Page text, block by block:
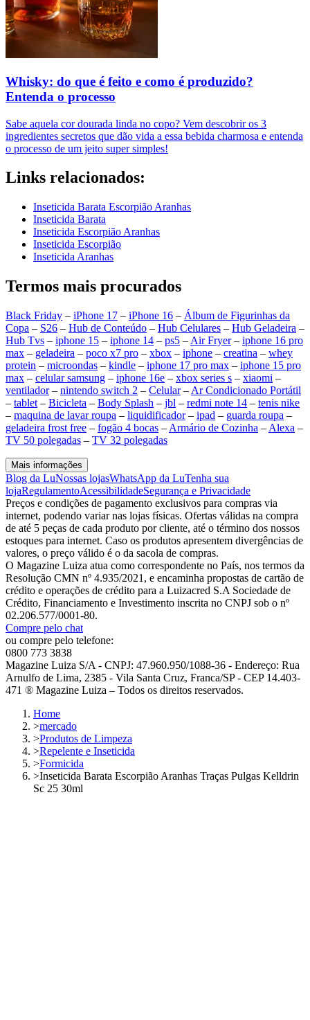
Whisky: do que é feito e como é produzido?
Entenda o processo
Sabe aquela cor dourada linda no copo? Vem descobrir os 3
ingredientes secretos que dão vida a essa bebida charmosa e entenda
o processo de um jeito super simples!
Links relacionados:
Inseticida Barata Escorpião Aranhas
Inseticida Barata
Inseticida Escorpião Aranhas
Inseticida Escorpião
Inseticida Aranhas
Termos mais procurados
Black Friday – iPhone 17 – iPhone 16 – Álbum de Figurinhas da
Copa – S26 – Hub de Conteúdo – Hub Celulares – Hub Geladeira –
Hub Tvs – iphone 15 – iphone 14 – ps5 – Air Fryer– iphone 16 pro
max – geladeira – poco x7 pro – xbox – iphone – creatina – whey
protein – microondas – kindle – iphone 17 pro max – iphone 15 pro
max – celular samsung – iphone 16e – xbox series s – xiaomi –
ventilador– nintendo switch 2 – Celular– Ar Condicionado Portátil
– tablet – Bicicleta – Body Splash – jbl – redmi note 14 – tenis nike
– maquina de lavar roupa – liquidificador– ipad – guarda roupa –
geladeira frost free – fogão 4 bocas – Armário de Cozinha – Alexa –
TV 50 polegadas – TV 32 polegadas
Mais informações
Blog da LuNossas lojasWhatsApp da LuTenha sua
lojaRegulamentoAcessibilidadeSegurança e Privacidade
Preços e condições de pagamento exclusivos para compras via
internet, podendo variar nas lojas físicas. Ofertas válidas na compra
de até 5 peças de cada produto por cliente, até o término dos nossos
estoques para internet. Caso os produtos apresentem divergências de
valores, o preço válido é o da sacola de compras.
O Magazine Luiza atua como correspondente no País, nos termos da
Resolução CMN nº 4.935/2021, e encaminha propostas de cartão de
crédito e operações de crédito para a Luizacred S.A Sociedade de
Crédito, Financiamento e Investimento inscrita no CNPJ sob o nº
02.206.577/0001-80.
Compre pelo chat
ou compre pelo telefone:
0800 773 3838
Magazine Luiza S/A - CNPJ: 47.960.950/1088-36 - Endereço: Rua
Arnulfo de Lima, 2385 - Vila Santa Cruz, Franca/SP - CEP 14.403-
471 ® Magazine Luiza – Todos os direitos reservados.
Home
>mercado
>Produtos de Limpeza
>Repelente e Inseticida
>Formicida
>Inseticida Barata Escorpião Aranhas Traças Pulgas Kelldrin
Sc 25 30ml